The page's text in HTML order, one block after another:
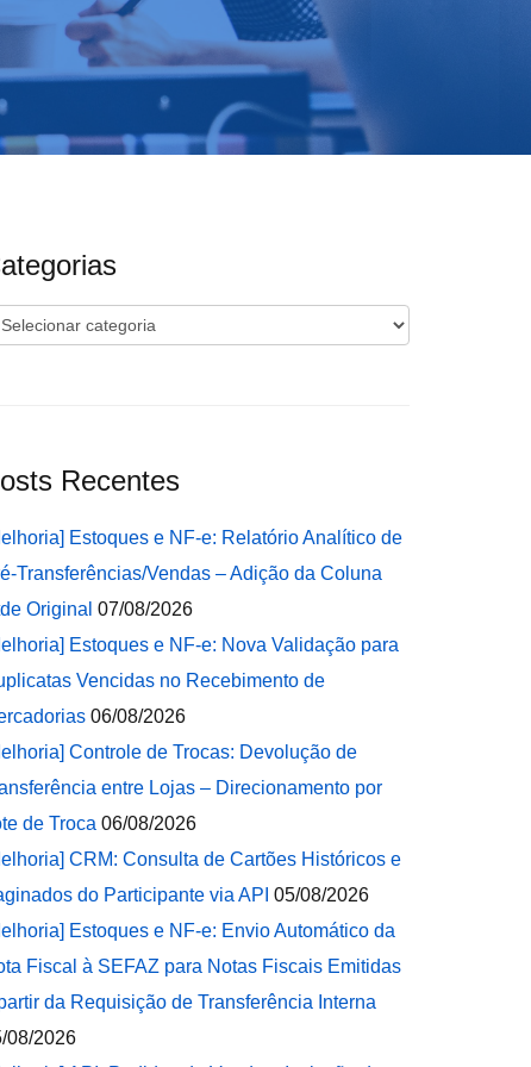
Recentes
Estoques e NF-e: Relatório Analítico de
Transferências/Vendas – Adição da Coluna
Original 07/08/2026
Estoques e NF-e: Nova Validação para
Vencidas no Recebimento de
06/08/2026
Controle de Trocas: Devolução de
entre Lojas – Direcionamento por
de Troca 06/08/2026
CRM: Consulta de Cartões Históricos e
do Participante via API 05/08/2026
Estoques e NF-e: Envio Automático da
Fiscal à SEFAZ para Notas Fiscais Emitidas
da Requisição de Transferência Interna
08/2026